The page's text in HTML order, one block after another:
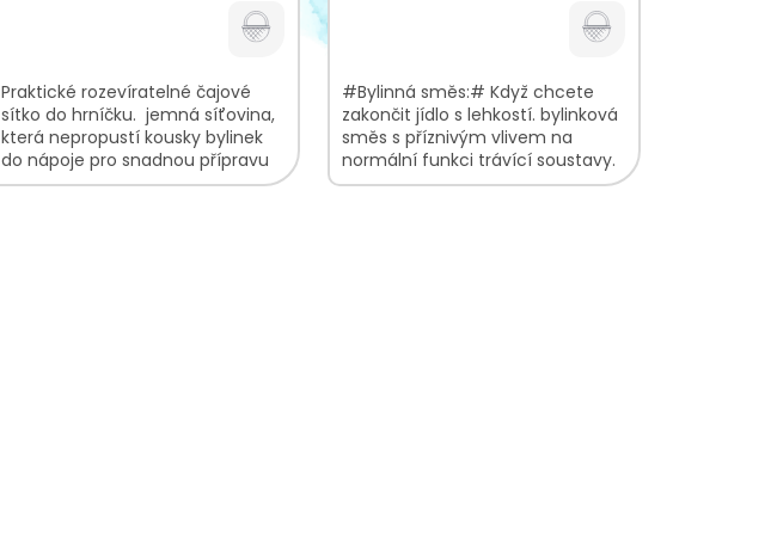
Praktické rozevíratelné čajové
sítko do hrníčku. jemná síťovina,
která nepropustí kousky bylinek
do nápoje pro snadnou přípravu
sypaných čajů praktické
#Bylinná směs:# Když chcete
zakončit jídlo s lehkostí. bylinková
směs s příznivým vlivem na
normální funkci trávící soustavy.
nasládlá chuť s lehkou hořkostí